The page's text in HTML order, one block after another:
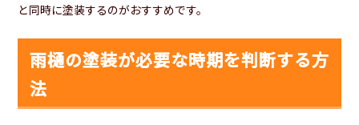
と同時に塗装するのがおすすめです。
雨樋の塗装が必要な時期を判断する方
法